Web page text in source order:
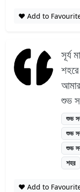
❤️ Add to
সূর্য
শুভ
শুভ
শুভ
শুভ
শহর
❤️ Add to